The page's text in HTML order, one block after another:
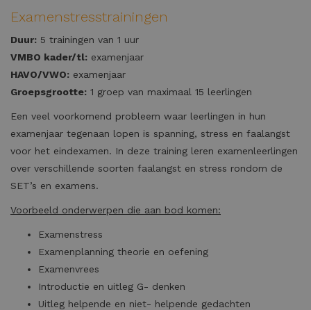
Examenstresstrainingen
Duur: 5 trainingen van 1 uur
VMBO kader/tl: examenjaar
HAVO/VWO: examenjaar
Groepsgrootte: 1 groep van maximaal 15 leerlingen
Een veel voorkomend probleem waar leerlingen in hun
examenjaar tegenaan lopen is spanning, stress en faalangst
voor het eindexamen. In deze training leren examenleerlingen
over verschillende soorten faalangst en stress rondom de
SET’s en examens.
Voorbeeld onderwerpen die aan bod komen:
Examenstress
Examenplanning theorie en oefening
Examenvrees
Introductie en uitleg G- denken
Uitleg helpende en niet- helpende gedachten